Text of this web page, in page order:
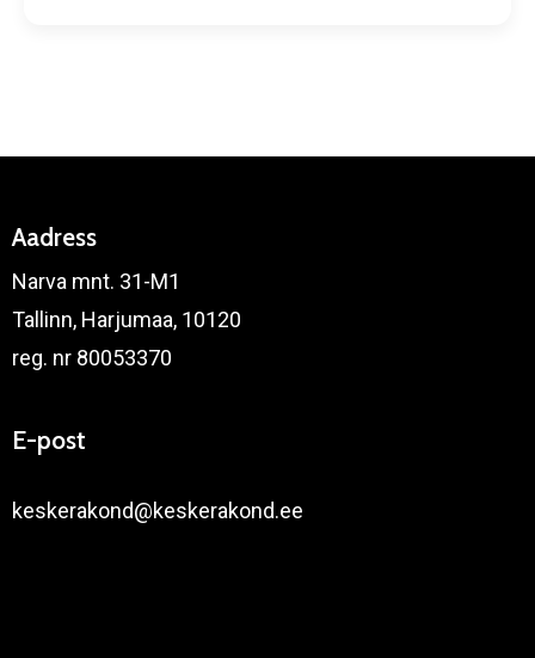
Aadress
Narva mnt. 31-M1
Tallinn, Harjumaa, 10120
reg. nr 80053370
E-post
keskerakond@keskerakond.ee